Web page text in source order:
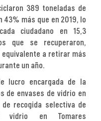
389 toneladas de
43% más que en 2019, lo
ciudadano en 15,3
que se recuperaron,
equivalente a retirar más
un año.
lucro encargada de la
de envases de vidrio en
recogida selectiva de
vidrio en Tomares